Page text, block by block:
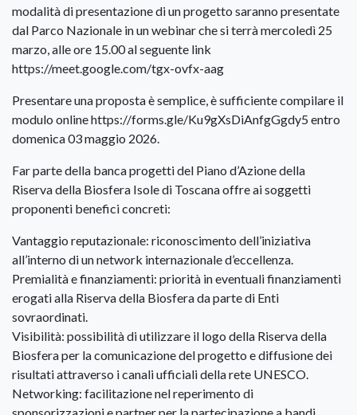
modalità di presentazione di un progetto saranno presentate
dal Parco Nazionale in un webinar che si terrà mercoledì 25
marzo, alle ore 15.00 al seguente link
https://meet.google.com/tgx-ovfx-aag
Presentare una proposta è semplice, è sufficiente compilare il
modulo online https://forms.gle/Ku9gXsDiAnfgGgdy5 entro
domenica 03 maggio 2026.
Far parte della banca progetti del Piano d’Azione della
Riserva della Biosfera Isole di Toscana offre ai soggetti
proponenti benefici concreti:
Vantaggio reputazionale: riconoscimento dell’iniziativa
all’interno di un network internazionale d’eccellenza.
Premialità e finanziamenti: priorità in eventuali finanziamenti
erogati alla Riserva della Biosfera da parte di Enti
sovraordinati.
Visibilità: possibilità di utilizzare il logo della Riserva della
Biosfera per la comunicazione del progetto e diffusione dei
risultati attraverso i canali ufficiali della rete UNESCO.
Networking: facilitazione nel reperimento di